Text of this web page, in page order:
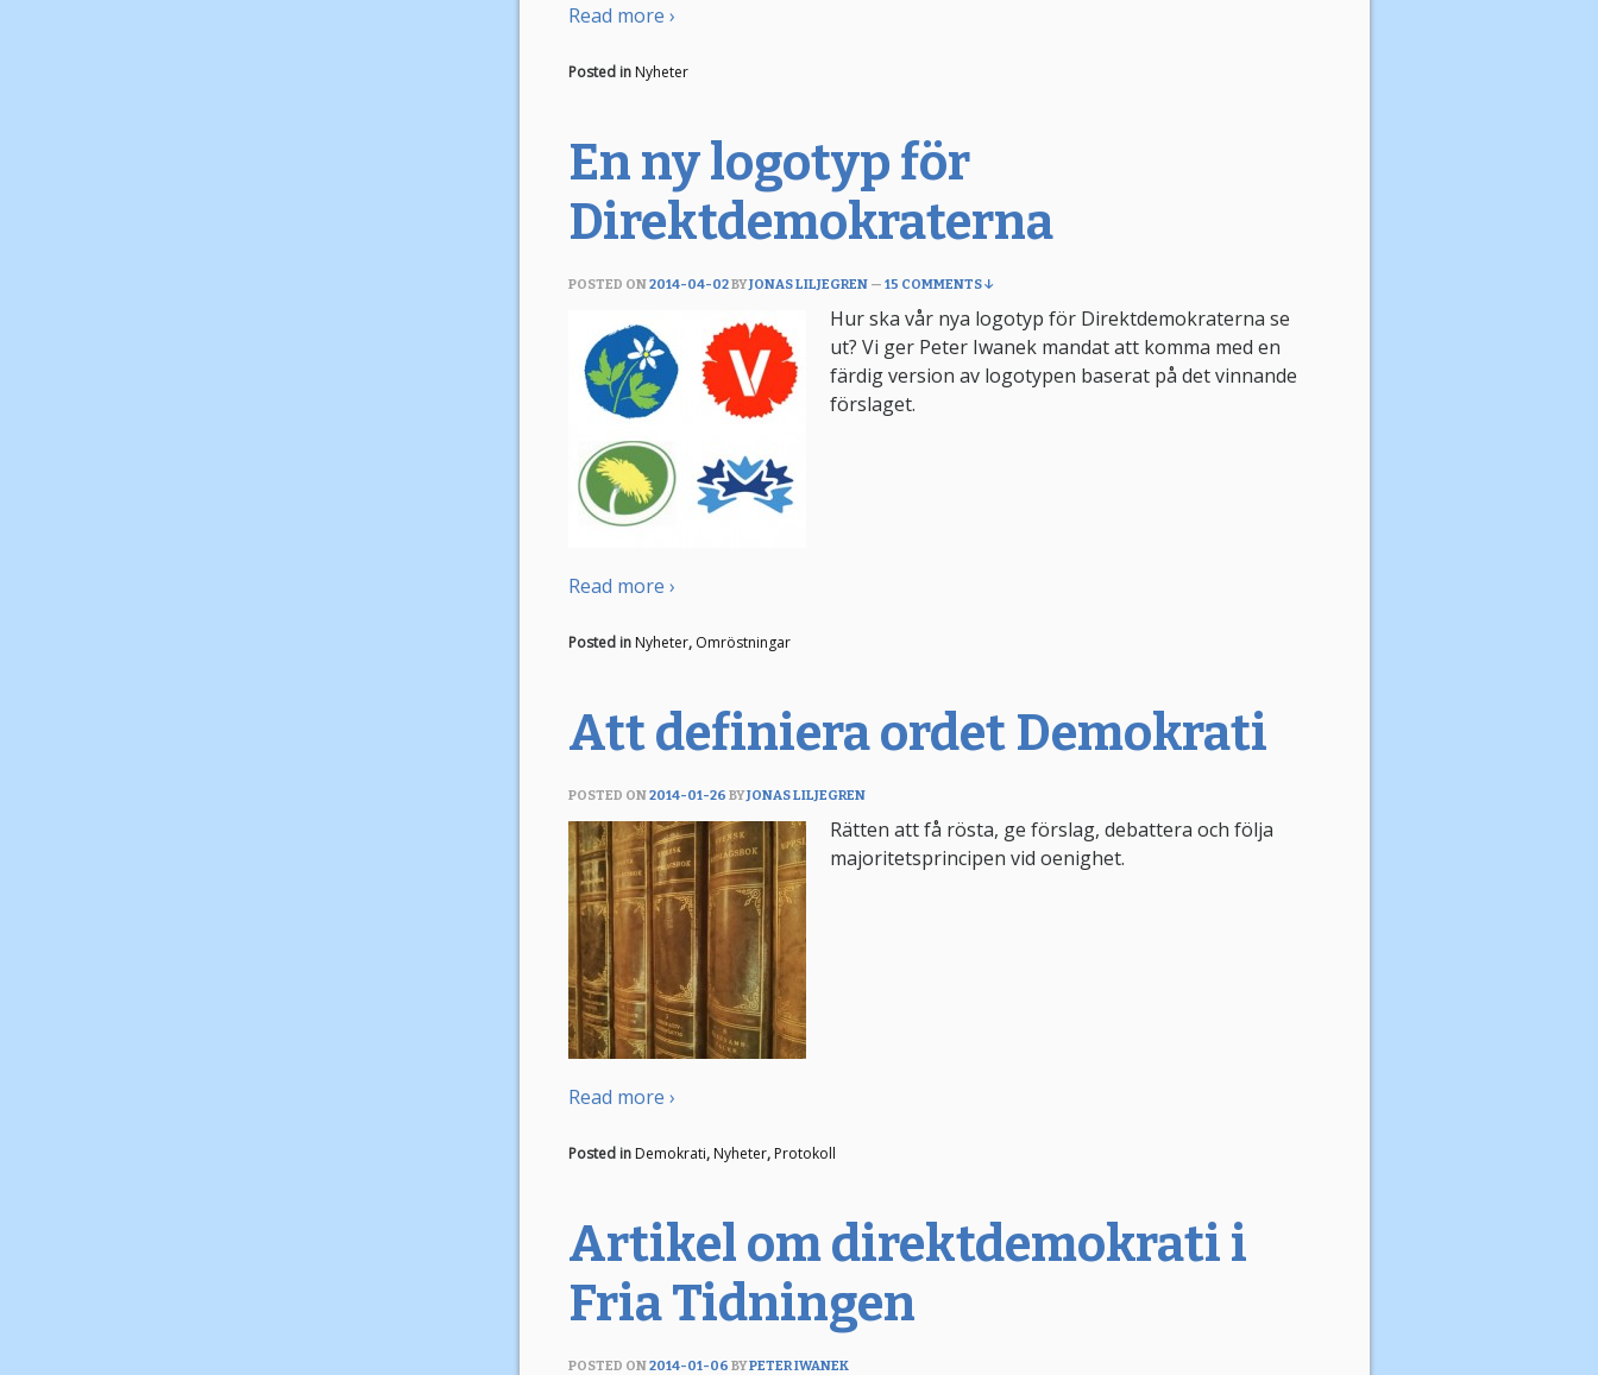
Read more ›
Posted in Nyheter
En ny logotyp för
Direktdemokraterna
POSTED ON2014-04-02BYJONAS LILJEGREN — 15 COMMENTS ↓
Hur ska vår nya logotyp för Direktdemokraterna se
ut? Vi ger Peter Iwanek mandat att komma med en
färdig version av logotypen baserat på det vinnande
förslaget.
Read more ›
Posted in Nyheter, Omröstningar
Att definiera ordet Demokrati
POSTED ON2014-01-26 BYJONAS LILJEGREN
Rätten att få rösta, ge förslag, debattera och följa
majoritetsprincipen vid oenighet.
Read more ›
Posted in Demokrati, Nyheter, Protokoll
Artikel om direktdemokrati i
Fria Tidningen
POSTED ON2014-01-06 BYPETER IWANEK